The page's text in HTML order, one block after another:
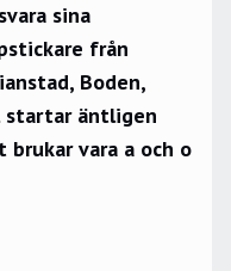
sina
från
Boden,
startar äntligen
vara a och o